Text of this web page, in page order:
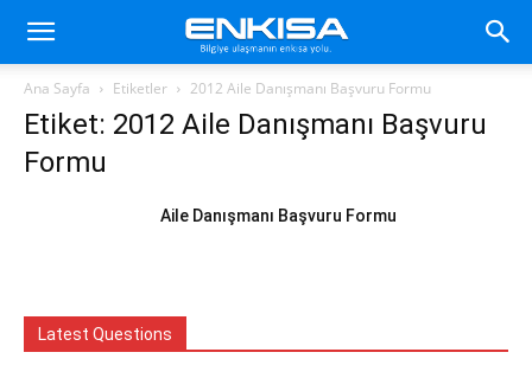
Ana Sayfa Etiketler 2012 Aile Danışmanı Başvuru Formu
Etiket: 2012 Aile Danışmanı Başvuru
Formu
Aile Danışmanı Başvuru Formu
Latest Questions